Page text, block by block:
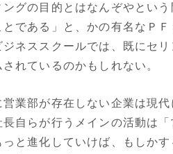
グの目的とはなんぞやとい
である」と、かの有名なＰ
ネススクールでは、既にセ
れているのかもしれない。
業部が存在しない企業は現
自らが行うメインの活動は
と進化していけば、もしか